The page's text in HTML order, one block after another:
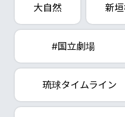
大自然 新
#国立劇場
琉球タイムライン